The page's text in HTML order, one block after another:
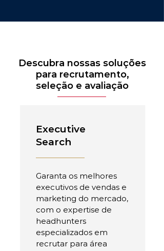
Descubra nossas soluções
para recrutamento,
seleção e avaliação
Executive
Search
Garanta os melhores
executivos de vendas e
marketing do mercado,
com o expertise de
headhunters
especializados em
recrutar para área